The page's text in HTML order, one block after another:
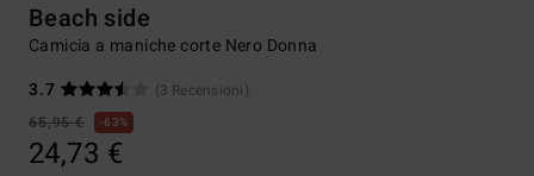
Beach side
Camicia a maniche corte Nero Donna
3.7
(3 Recensioni)
65,95 €
63%
24,73 €